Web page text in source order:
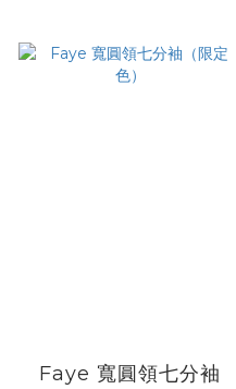
Faye 寬圓領七分袖